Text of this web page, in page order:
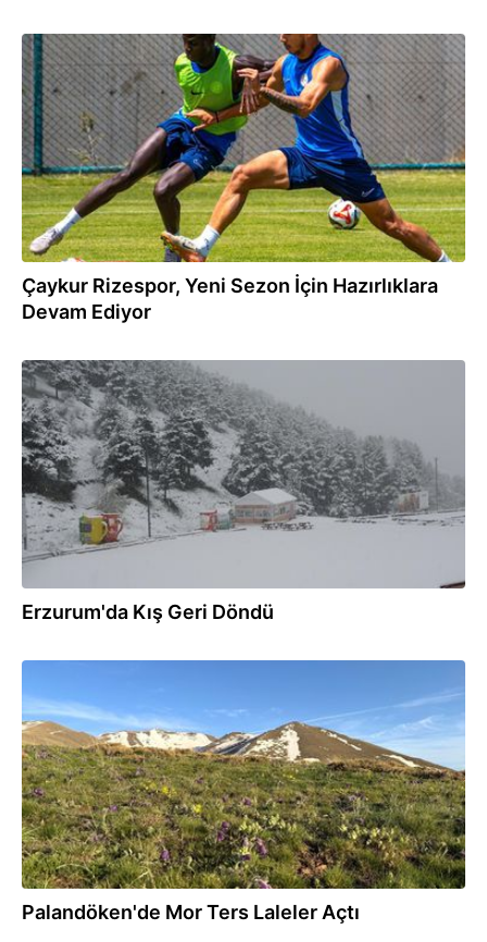
14.07.2025
Çaykur Rizespor, Yeni Sezon İçin Hazırlıklara
Devam Ediyor
14.05.2025
Erzurum'da Kış Geri Döndü
Palandöken'de Mor Ters Laleler Açtı